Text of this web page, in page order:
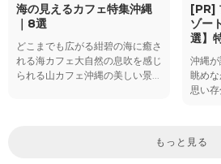
海の見えるカフェ特集沖縄
｜8選
どこまでも広がる紺碧の海に癒さ
れる海カフェ大自然の息吹を感じ
られる山カフェ沖縄の美しい景...
[PR]
ゾー
選】
沖縄
眺め
思い存
もっと見る